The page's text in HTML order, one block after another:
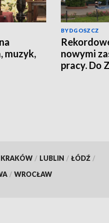
muzyk,
BYDGOSZCZ
nowymi
pracy. Do
KRAKÓW / LUBLIN / ŁÓDŹ /
/ WROCŁAW